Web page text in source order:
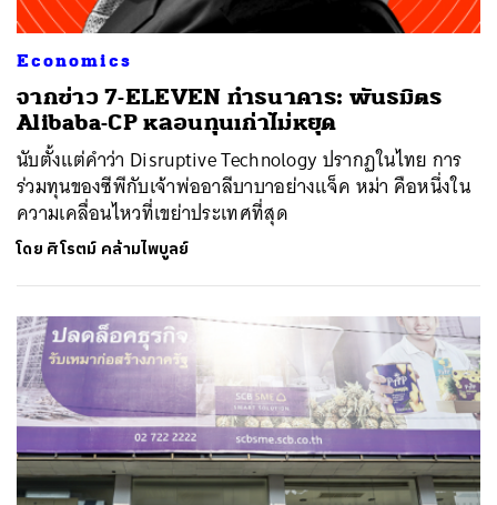
Economics
จากข่าว 7-ELEVEN ทำธนาคาร: พันธมิตร
Alibaba-CP หลอนทุนเก่าไม่หยุด
นับตั้งแต่คำว่า Disruptive Technology ปรากฏในไทย การ
ร่วมทุนของซีพีกับเจ้าพ่ออาลีบาบาอย่างแจ็ค หม่า คือหนึ่งใน
ความเคลื่อนไหวที่เขย่าประเทศที่สุด
โดย ศิโรตม์ คล้ามไพบูลย์